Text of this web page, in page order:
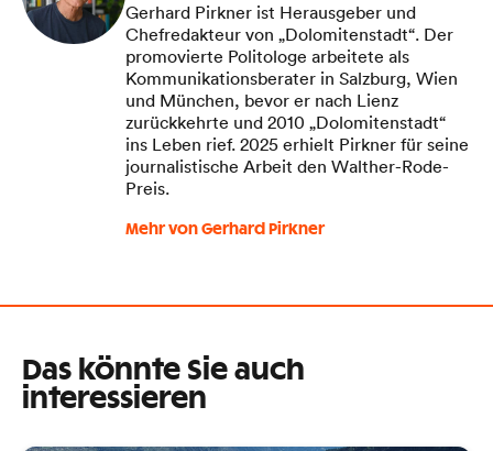
Gerhard Pirkner ist Herausgeber und
Chefredakteur von „Dolomitenstadt“. Der
promovierte Politologe arbeitete als
Kommunikationsberater in Salzburg, Wien
und München, bevor er nach Lienz
zurückkehrte und 2010 „Dolomitenstadt“
ins Leben rief. 2025 erhielt Pirkner für seine
journalistische Arbeit den Walther-Rode-
Preis.
Mehr von Gerhard Pirkner
Das könnte Sie auch
interessieren